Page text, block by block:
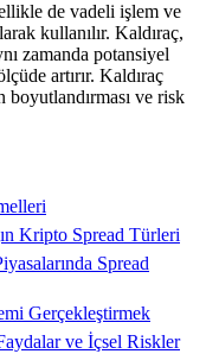
de vadeli işlem ve
kullanılır. Kaldıraç,
zamanda potansiyel
artırır. Kaldıraç
ve risk
Kripto Spread Türleri
Spread
Gerçekleştirmek
Faydalar ve İçsel Riskler